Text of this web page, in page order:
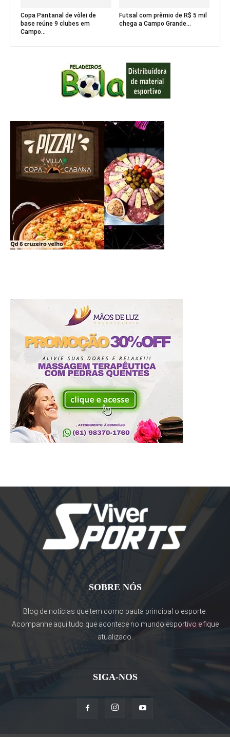
Copa Pantanal de vôlei de
base reúne 9 clubes em
Campo...
Futsal com prêmio de R$ 5 mil
chega a Campo Grande...
SOBRE NÓS
Blog de notícias que tem como pauta principal o esporte.
Acompanhe aqui tudo que acontece no mundo esportivo e fique
atualizado.
SIGA-NOS